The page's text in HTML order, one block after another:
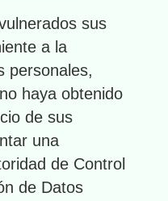
sus
a la
personales,
haya obtenido
de sus
una
de Control
de Datos